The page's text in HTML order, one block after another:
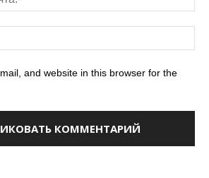
and website in this browser for the